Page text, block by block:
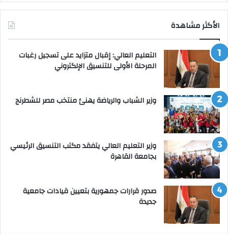
الأكثر مشاهدة
التعليم العالي: إقبال متزايد على تسجيل رغبات
المرحلة الأولى للتنسيق الإلكتروني
وزير الشباب والرياضة يهنئ منتخب مصر للشطرنج
وزير التعليم العالي يتفقد مكتب التنسيق الرئيسي
بجامعة القاهرة
صدور قرارات جمهورية بتعيين قيادات جامعية
جديدة